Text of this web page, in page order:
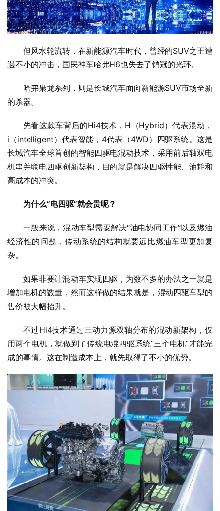
但风水轮流转，在新能源汽车时代，曾经的SUV之王遭
遇不小的冲击，国民神车哈弗H6也失去了销冠的光环。
哈弗枭龙系列，则是长城汽车面向新能源SUV市场全新
的杀器。
先看这款车背后的Hi4技术，H（Hybrid）代表混动，
i（intelligent）代表智能，4代表（4WD）四驱系统。这是
长城汽车全球首创的智能四驱电混动技术，采用前后轴双电
机串并联电四驱创新架构，目的就是解决四驱性能、油耗和
高成本的冲突。
为什么”电四驱”就会贵呢？
一般来说，混动车型需要解决“油电协同工作”以及燃油
经济性的问题，传动系统的结构就要远比燃油车型更加复
杂。
如果非要让混动车实现四驱，为数不多的办法之一就是
增加电机的数量，然而这样做的结果就是，混动四驱车型的
售价被大幅抬升。
不过Hi4技术通过三动力源双轴分布的混动新架构，仅
用两个电机，就做到了传统电混四驱系统“三个电机”才能完
成的事情。这在制造成本上，就先取得了不小的优势。